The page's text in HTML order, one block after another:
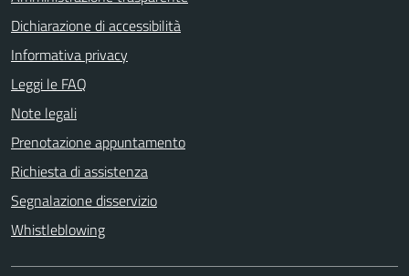
Dichiarazione di accessibilità
Informativa privacy
Leggi le FAQ
Note legali
Prenotazione appuntamento
Richiesta di assistenza
Segnalazione disservizio
Whistleblowing